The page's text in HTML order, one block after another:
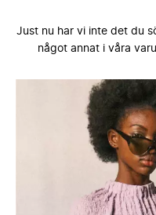
Just nu har vi inte det du
något annat i våra